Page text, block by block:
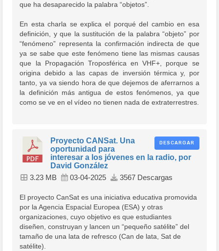
que ha desaparecido la palabra “objetos”.
En esta charla se explica el porqué del cambio en esa
definición, y que la sustitución de la palabra “objeto” por
“fenómeno” representa la confirmación indirecta de que
ya se sabe que este fenómeno tiene las mismas causas
que la Propagación Troposférica en VHF+, porque se
origina debido a las capas de inversión térmica y, por
tanto, ya va siendo hora de que dejemos de aferrarnos a
la definición más antigua de estos fenómenos, ya que
como se ve en el vídeo no tienen nada de extraterrestres.
DESCARGAR
Proyecto CANSat. Una
oportunidad para
interesar a los jóvenes en la radio, por
David González
3.23 MB 03-04-2025 3567 Descargas
El proyecto CanSat es una iniciativa educativa promovida
por la Agencia Espacial Europea (ESA) y otras
organizaciones, cuyo objetivo es que estudiantes
diseñen, construyan y lancen un “pequeño satélite” del
tamaño de una lata de refresco (Can de lata, Sat de
satélite).